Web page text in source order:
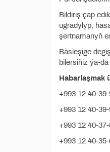
Bildiriş çap
ugradylyp,
şertnamanyň
Bäsleşige
bilersiňiz ýa-
Habarlaşmak
+993 12 40-
+993 12 40-
+993 12 40-
+993 12 40-